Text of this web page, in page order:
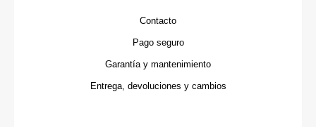
Contacto
Pago seguro
Garantía y mantenimiento
Entrega, devoluciones y cambios